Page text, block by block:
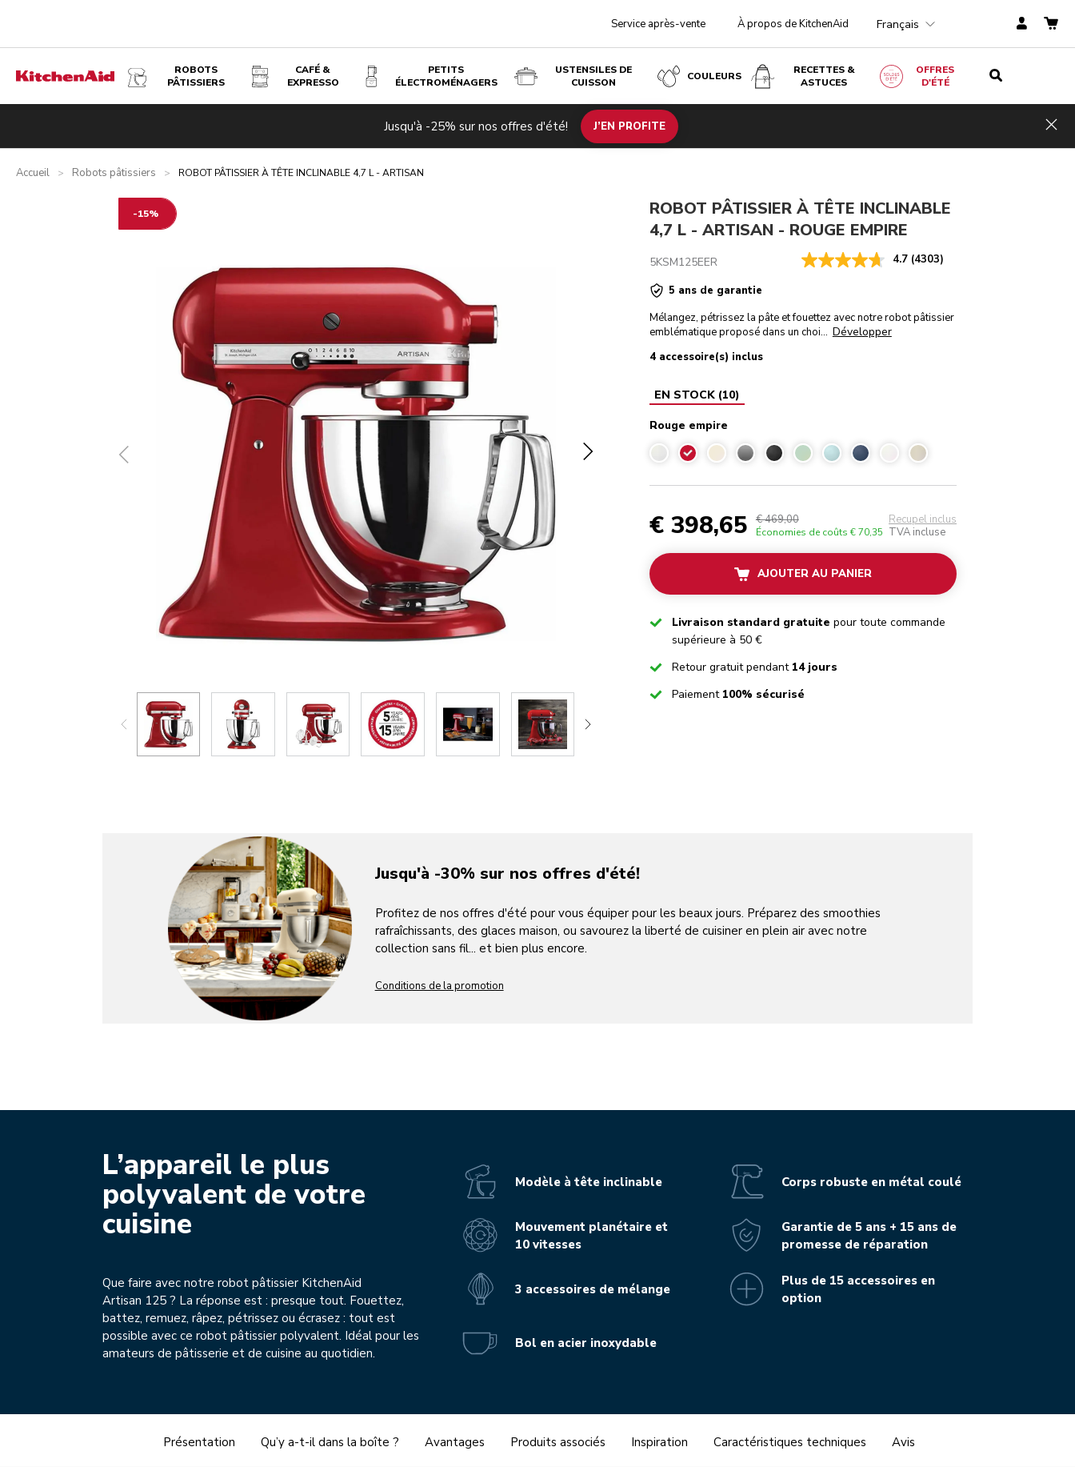
Service après-vente À propos de KitchenAid Français
ROBOTS
PÂTISSIERS
CAFÉ &
EXPRESSO
PETITS
ÉLECTROMÉNAGERS
USTENSILES DE
CUISSON
COULEURS
RECETTES &
ASTUCES
OFFRES
D'ÉTÉ
Jusqu'à -25% sur nos offres d'été! J’EN PROFITE
Accueil > Robots pâtissiers > ROBOT PÂTISSIER À TÊTE INCLINABLE 4,7 L - ARTISAN
Produits associés Inspiration Caractéristiques techniques
Rouge empire
€ 469,00
-15%
ROBOT PÂTISSIER À TÊTE INCLINABLE
4,7 L - ARTISAN - ROUGE EMPIRE
5KSM125EER 4.7 (4303)
5 ans de garantie
Mélangez, pétrissez la pâte et fouettez avec notre robot pâtissier
emblématique proposé dans un choi... Développer
4 accessoire(s) inclus
EN STOCK(10)
Rouge empire
Rouge empire
€ 398,65 € 469,00
Économies de coûts € 70,35
Recupel inclus
TVA incluse
AJOUTER AU PANIER
CheckedLivraison standard gratuite pour toute commande
supérieure à 50 €
CheckedRetour gratuit pendant 14 jours
CheckedPaiement 100% sécurisé
Jusqu'à -30% sur nos offres d'été!
Profitez de nos offres d'été pour vous équiper pour les beaux jours. Préparez des smoothies
rafraîchissants, des glaces maison, ou savourez la liberté de cuisiner en plein air avec notre
collection sans fil... et bien plus encore.
Conditions de la promotion
L’appareil le plus
polyvalent de votre
cuisine
Que faire avec notre robot pâtissier KitchenAid
Artisan 125 ? La réponse est : presque tout. Fouettez,
battez, remuez, râpez, pétrissez ou écrasez : tout est
possible avec ce robot pâtissier polyvalent. Idéal pour les
amateurs de pâtisserie et de cuisine au quotidien.
Modèle à tête inclinable
Mouvement planétaire et
10 vitesses
3 accessoires de mélange
Bol en acier inoxydable
Corps robuste en métal coulé
Garantie de 5 ans + 15 ans de
promesse de réparation
Plus de 15 accessoires en
option
Présentation Qu’y a-t-il dans la boîte ? Avantages Produits associés Inspiration Caractéristiques techniques Avis